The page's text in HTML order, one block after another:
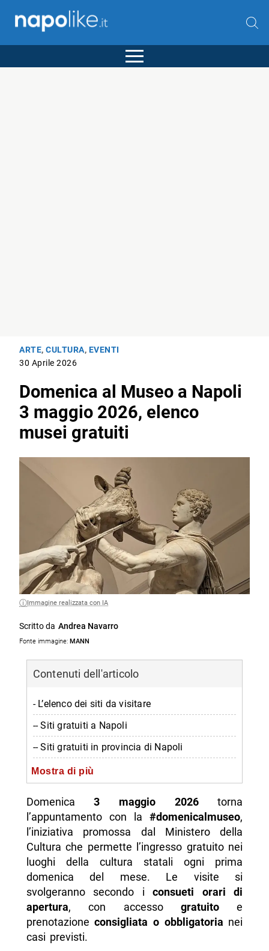
ARTE,CULTURA, EVENTI
30 Aprile 2026
Domenica al Museo a Napoli
3 maggio 2026, elenco
musei gratuiti
Immagine realizzata con IA
Scritto da Andrea Navarro
Fonte immagine: MANN
Contenuti dell'articolo
- L’elenco dei siti da visitare
-- Siti gratuiti a Napoli
-- Siti gratuiti in provincia di Napoli
-- Musei gratis ad Avellino e provincia
-- Musei gratis a Caserta e provincia
- Musei gratis a Salerno e provincia
- Contatti e informazioni
-- Scopri di più da Napolike.it
Mostra di più
Domenica3 maggio 2026torna
l’appuntamento con la#domenicalmuseo,
l’iniziativa promossa dal Ministero della
Cultura che permette l’ingresso gratuito nei
luoghi della cultura statali ogni prima
domenica del mese. Le visite si
svolgeranno secondo iconsueti orari di
apertura, con accesso gratuitoe
prenotazioneconsigliata o obbligatoria nei
casi previsti.